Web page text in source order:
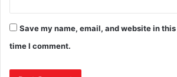
Save my name, email, and website in
time I comment.